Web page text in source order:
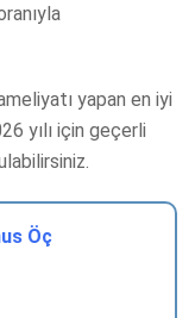
yapan en iyi
yılı için geçerli
Öç